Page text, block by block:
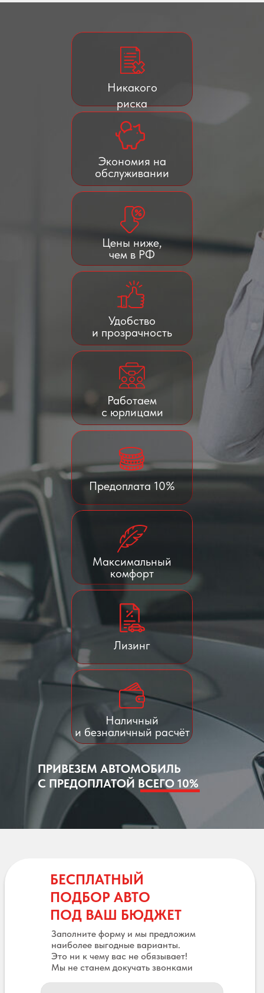
Никакого
риска
Цены ниже,
чем в РФ
Максимальный
комфорт
Экономия на
обслуживании
Удобство
и прозрачность
Работаем
с юрлицами
Предоплата 10%
Лизинг
Наличный
и безналичный расчёт
ПРИВЕЗЕМ АВТОМОБИЛЬ
С ПРЕДОПЛАТОЙ ВСЕГО 10%
БЕСПЛАТНЫЙ
ПОДБОР АВТО
ПОД ВАШ БЮДЖЕТ
Заполните форму и мы предложим
наиболее выгодные варианты.
Это ни к чему вас не обязывает!
Мы не станем докучать звонками